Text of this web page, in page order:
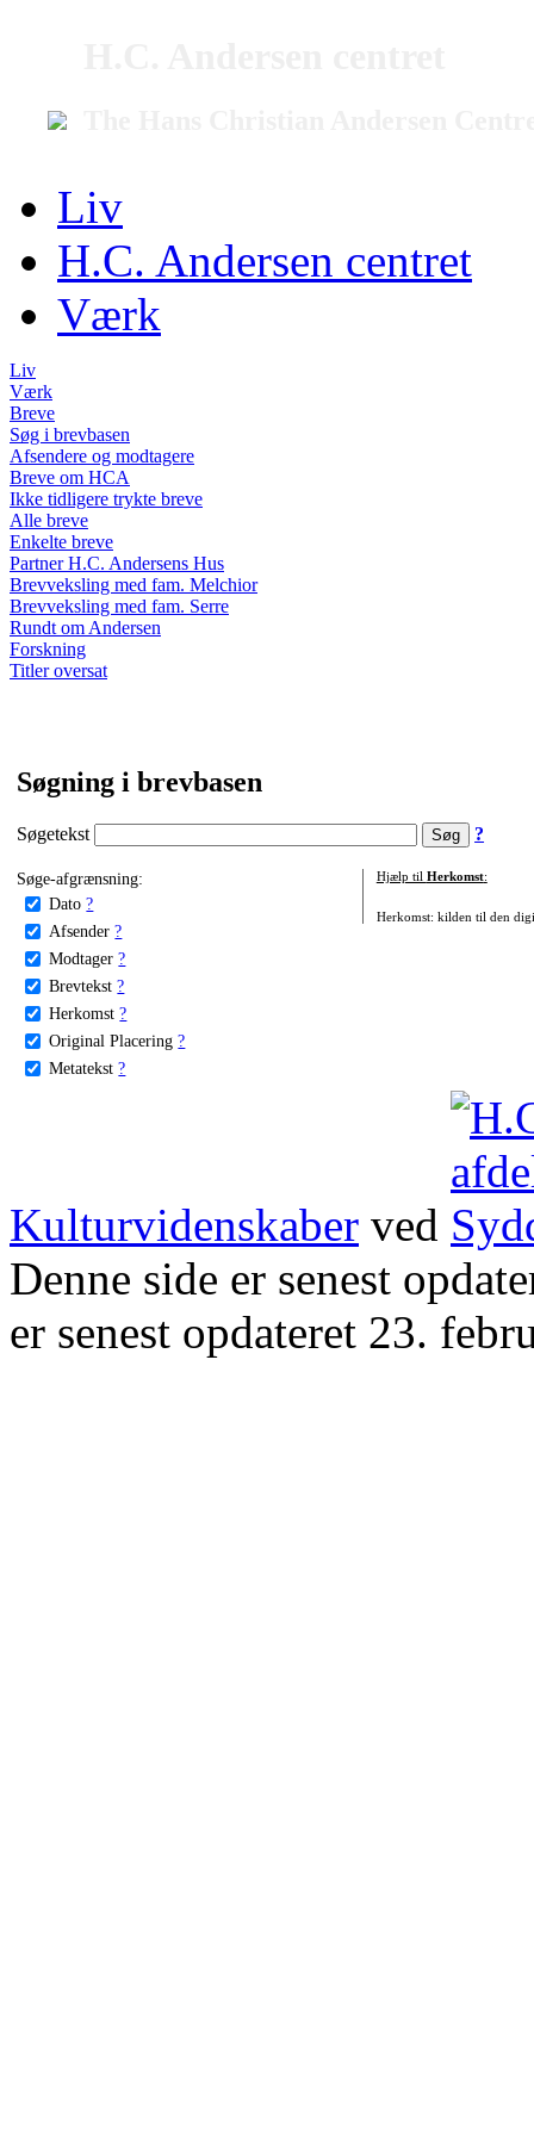
Liv
H.C. Andersen centret
Værk
Liv
Værk
Breve
Søg i brevbasen
Afsendere og modtagere
Breve om HCA
Ikke tidligere trykte breve
Alle breve
Enkelte breve
Partner H.C. Andersens Hus
Brevveksling med fam. Melchior
Brevveksling med fam. Serre
Rundt om Andersen
Forskning
Titler oversat
Søgning i brevbasen
Søgetekst ?
Søge-afgrænsning:
Dato ?
Afsender ?
Modtager ?
Brevtekst ?
Herkomst ?
Original Placering ?
Metatekst ?
Hjælp til Herkomst:
Herkomst: kilden til den
Kulturvidenskaber ved
Denne side er senest
er senest opdateret 23.